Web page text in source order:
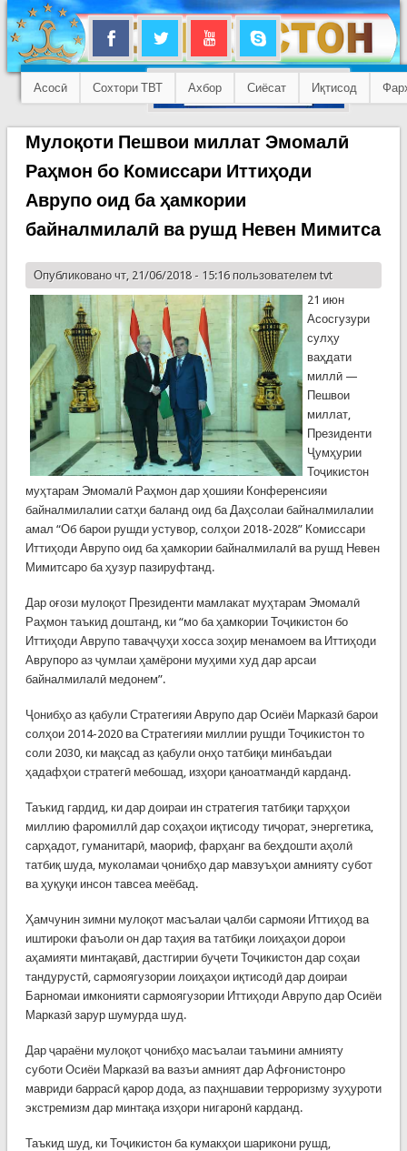
Асосӣ Сохтори ТВТ Ахбор Сиёсат Иқтисод
Мулоқоти Пешвои миллат Эмомалӣ
Раҳмон бо Комиссари Иттиҳоди
Аврупо оид ба ҳамкории
байналмилалӣ ва рушд Невен Мимитса
Опубликовано чт, 21/06/2018 - 15:16 пользователем tvt
21 июн
Асосгузури
сулҳу
ваҳдати
миллӣ —
Пешвои
миллат,
Президенти
Ҷумҳурии
Тоҷикистон
муҳтарам Эмомалӣ Раҳмон дар ҳошияи Конференсияи
байналмилалии сатҳи баланд оид ба Даҳсолаи байналмилалии
амал “Об барои рушди устувор, солҳои 2018-2028” Комиссари
Иттиҳоди Аврупо оид ба ҳамкории байналмилалӣ ва рушд Невен
Мимитсаро ба ҳузур пазируфтанд.
Дар оғози мулоқот Президенти мамлакат муҳтарам Эмомалӣ
Раҳмон таъкид доштанд, ки “мо ба ҳамкории Тоҷикистон бо
Иттиҳоди Аврупо таваҷҷуҳи хосса зоҳир менамоем ва Иттиҳоди
Аврупоро аз ҷумлаи ҳамёрони муҳими худ дар арсаи
байналмилалӣ медонем”.
Ҷонибҳо аз қабули Стратегияи Аврупо дар Осиёи Марказӣ барои
солҳои 2014-2020 ва Стратегияи миллии рушди Тоҷикистон то
соли 2030, ки мақсад аз қабули онҳо татбиқи минбаъдаи
ҳадафҳои стратегӣ мебошад, изҳори қаноатмандӣ карданд.
Таъкид гардид, ки дар доираи ин стратегия татбиқи тарҳҳои
миллию фаромиллӣ дар соҳаҳои иқтисоду тиҷорат, энергетика,
сарҳадот, гуманитарӣ, маориф, фарҳанг ва беҳдошти аҳолӣ
татбиқ шуда, муколамаи ҷонибҳо дар мавзуъҳои амнияту субот
ва ҳуқуқи инсон тавсеа меёбад.
Ҳамчунин зимни мулоқот масъалаи ҷалби сармояи Иттиҳод ва
иштироки фаъоли он дар таҳия ва татбиқи лоиҳаҳои дорои
аҳамияти минтақавӣ, дастгирии буҷети Тоҷикистон дар соҳаи
тандурустӣ, сармоягузории лоиҳаҳои иқтисодӣ дар доираи
Барномаи имконияти сармоягузории Иттиҳоди Аврупо дар Осиёи
Марказӣ зарур шумурда шуд.
Дар ҷараёни мулоқот ҷонибҳо масъалаи таъмини амнияту
суботи Осиёи Марказӣ ва вазъи амният дар Афғонистонро
мавриди баррасӣ қарор дода, аз паҳншавии терроризму зуҳуроти
экстремизм дар минтақа изҳори нигаронӣ карданд.
Таъкид шуд, ки Тоҷикистон ба кумакҳои шарикони рушд,